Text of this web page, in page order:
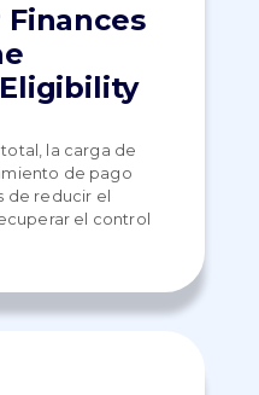
Finances
la carga de
de pago
de reducir el
el control